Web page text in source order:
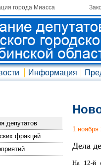
города Миасса
Информация
депутатов
фракций
1 ноября
Дела
На 12-й